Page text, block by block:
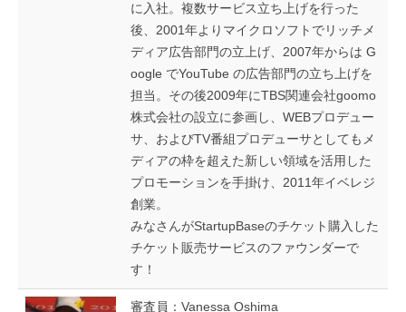
に入社。複数サービス立ち上げを行った
後、2001年よりマイクロソフトでリッチメ
ディア広告部門の立上げ、2007年からは G
oogle でYouTube の広告部門の立ち上げを
担当。 その後2009年にTBS関連会社goomo
株式会社の設立に参画し、WEBプロデュー
サ、およびTV番組プロデューサとしてもメ
ディアの枠を超えた新しい領域を活用した
プロモーションを手掛け、2011年イベレジ
創業。
みなさんがStartupBaseのチケット購入した
チケット販売サービスのファウンダーで
す！
審査員：Vanessa Oshima